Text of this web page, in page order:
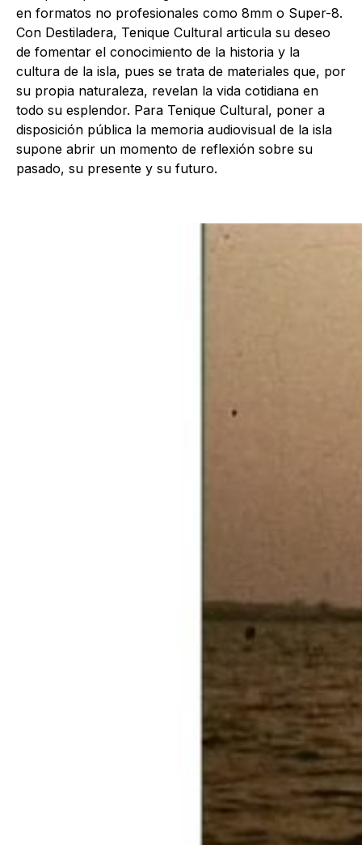
en formatos no profesionales como 8mm o Super-8.
Con Destiladera, Tenique Cultural articula su deseo
de fomentar el conocimiento de la historia y la
cultura de la isla, pues se trata de materiales que, por
su propia naturaleza, revelan la vida cotidiana en
todo su esplendor. Para Tenique Cultural, poner a
disposición pública la memoria audiovisual de la isla
supone abrir un momento de reflexión sobre su
pasado, su presente y su futuro.